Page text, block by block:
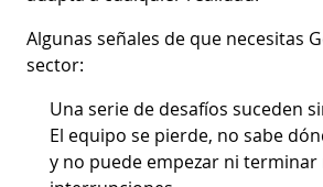
Algunas señales de que necesitas
sector:
Una serie de desafíos suceden
El equipo se pierde, no sabe
y no puede empezar ni terminar